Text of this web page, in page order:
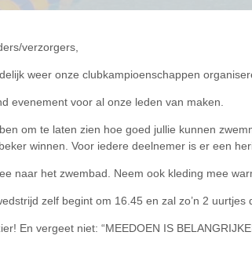
verzorgers,
weer onze clubkampioenschappen
evenement voor al onze leden van maken.
om te laten zien hoe goed jullie kunnen
winnen. Voor iedere deelnemer is er een
naar het zwembad. Neem ook kleding mee
zelf begint om 16.45 en zal zo’n 2 uurtjes
En vergeet niet: “MEEDOEN IS